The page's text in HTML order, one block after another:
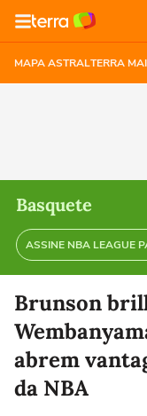
MAPA ASTRALTERRA
Basquete
ASSINE NBA LEAGUE
Brunson
abrem
da NBA